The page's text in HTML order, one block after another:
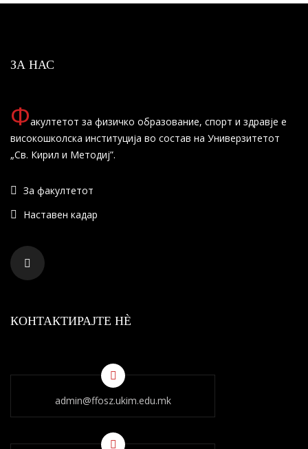
ЗА НАС
Факултетот за физичко образование, спорт и здравје е
високошколска институција во состав на Универзитетот
„Св. Кирил и Методиј”.
За факултетот
Наставен кадар
КОНТАКТИРАЈТЕ НÈ
admin@ffosz.ukim.edu.mk